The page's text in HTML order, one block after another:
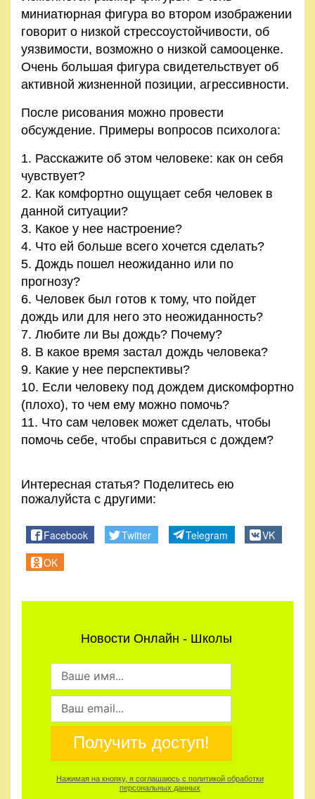
миниатюрная фигура во втором изображении
говорит о низкой стрессоустойчивости, об
уязвимости, возможно о низкой самооценке.
Очень большая фигура свидетельствует об
активной жизненной позиции, агрессивности.
После рисования можно провести
обсуждение. Примеры вопросов психолога:
Расскажите об этом человеке: как он себя
чувствует?
Как комфортно ощущает себя человек в
данной ситуации?
Какое у нее настроение?
Что ей больше всего хочется сделать?
Дождь пошел неожиданно или по
прогнозу?
Человек был готов к тому, что пойдет
дождь или для него это неожиданность?
Любите ли Вы дождь? Почему?
В какое время застал дождь человека?
Какие у нее перспективы?
Если человеку под дождем дискомфортно
(плохо), то чем ему можно помочь?
Что сам человек может сделать, чтобы
помочь себе, чтобы справиться с дождем?
Интересная статья? Поделитесь ею
пожалуйста с другими:
Facebook Twitter Telegram
VK
OK
Новости Онлайн - Школы
Получить доступ!
Нажимая на кнопку, я соглашаюсь с политикой обработки
персональных данных